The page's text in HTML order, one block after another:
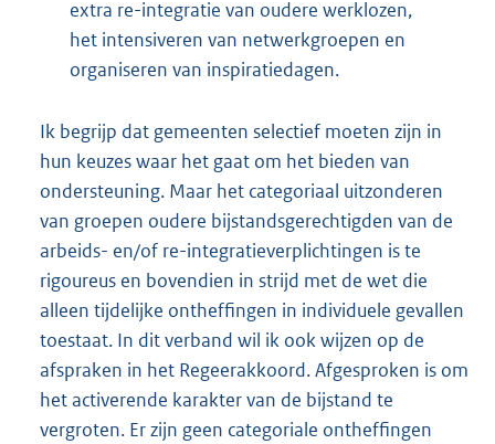
extra re-integratie van oudere werklozen,
het intensiveren van netwerkgroepen en
organiseren van inspiratiedagen.
Ik begrijp dat gemeenten selectief moeten zijn in
hun keuzes waar het gaat om het bieden van
ondersteuning. Maar het categoriaal uitzonderen
van groepen oudere bijstandsgerechtigden van de
arbeids- en/of re-integratieverplichtingen is te
rigoureus en bovendien in strijd met de wet die
alleen tijdelijke ontheffingen in individuele gevallen
toestaat. In dit verband wil ik ook wijzen op de
afspraken in het Regeerakkoord. Afgesproken is om
het activerende karakter van de bijstand te
vergroten. Er zijn geen categoriale ontheffingen